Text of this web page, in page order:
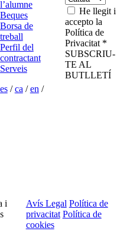
l’alumne
Beques
Borsa de
treball
Perfil del
contractant
Serveis
es/ca /en /
He llegit i
accepto la
Política de
Privacitat *
SUBSCRIU-
TE AL
BUTLLETÍ
i
Avís Legal Política de
privacitat Política de
cookies